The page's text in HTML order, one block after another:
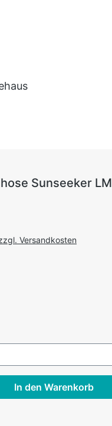
Sunseeker LM
Versandkosten
aktuell ausgewählt:
In den Warenkorb